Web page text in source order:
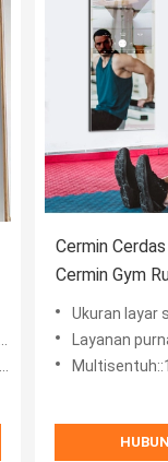
Cermin
Cermin Gym
350cd / m2
Ukuran layar
Layanan purna